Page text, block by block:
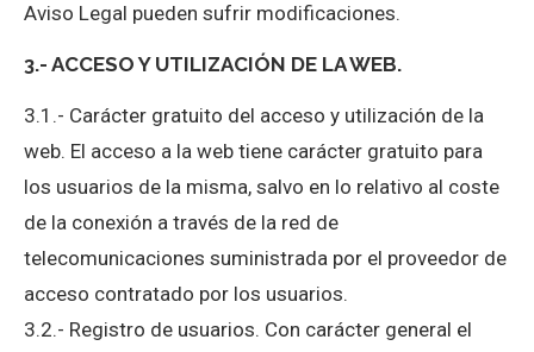
Aviso Legal pueden sufrir modificaciones.
3.- ACCESO Y UTILIZACIÓN DE LA WEB.
3.1.- Carácter gratuito del acceso y utilización de la
web. El acceso a la web tiene carácter gratuito para
los usuarios de la misma, salvo en lo relativo al coste
de la conexión a través de la red de
telecomunicaciones suministrada por el proveedor de
acceso contratado por los usuarios.
3.2.- Registro de usuarios. Con carácter general el